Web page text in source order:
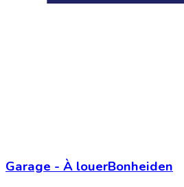
Garage - À louerBonheiden